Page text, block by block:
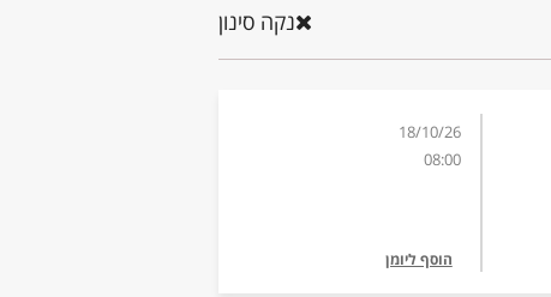
נקה סינון
18/10/26
08:00
הוסף ליומן